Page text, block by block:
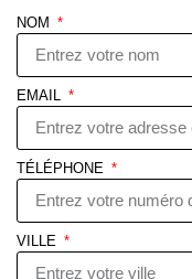
NOM
EMAIL
TÉLÉPHONE
VILLE